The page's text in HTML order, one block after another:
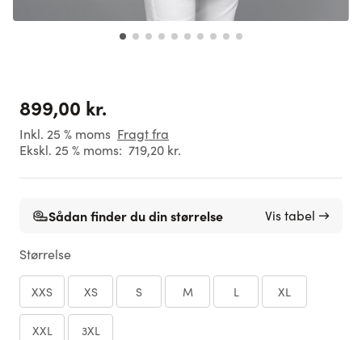
899,00 kr.
Inkl. 25 % moms Fragt fra
Ekskl. 25 % moms: 719,20 kr.
Sådan finder du din størrelse Vis tabel →
Størrelse
XXS XS S M L XL
XXL 3XL